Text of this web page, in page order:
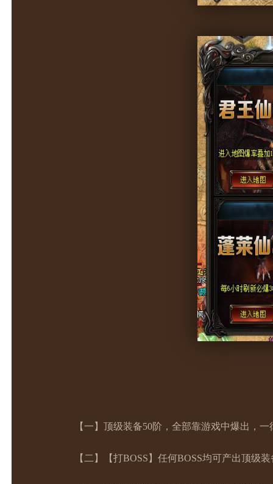
【一】顶级装备50阶，全部靠游戏中爆出，
【二】【打BOSS】任何BOSS均可产出顶级